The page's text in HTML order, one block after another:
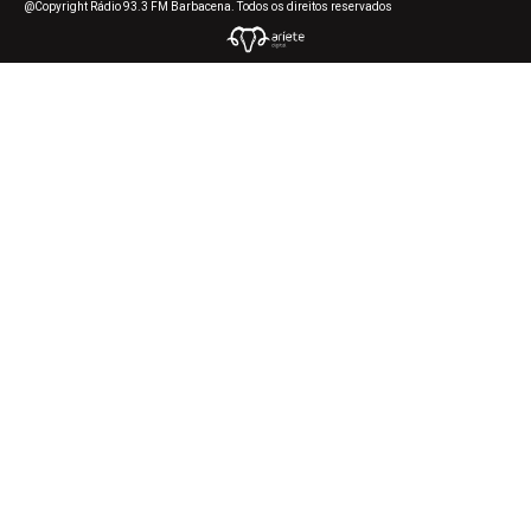
@Copyright Rádio 93.3 FM Barbacena. Todos os direitos reservados